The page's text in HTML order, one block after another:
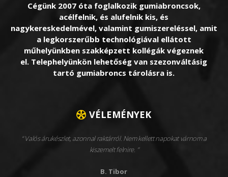
Cégünk 2007 óta foglalkozik gumiabroncsok,
acélfelnik, és alufelnik kis, és
nagykereskedelmével, valamint gumiszereléssel, amit
a legkorszerűbb technológiával ellátott
műhelyünkben szakképzett kollégák végeznek
el. Telephelyünkön lehetőség van szezonváltásig
tartó gumiabroncs tárolásra is.
VÉLEMÉNYEK
Valós árukészlet, azonnal raktárról. Nem kellett napokat várnom a
kiszemelt felnire.
B. Tibor